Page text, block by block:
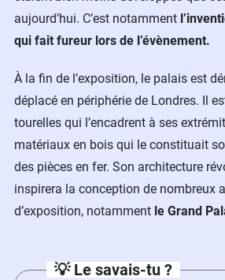
aujourd’hui. C’est notamment
qui fait fureur lors de l’évènement.
À la fin de l’exposition, le palais est
déplacé en périphérie de Londres. Il
tourelles qui l’encadrent à ses
matériaux en bois qui le constituait
des pièces en fer. Son architecture
inspirera la conception de nombreux
d’exposition, notamment le Grand
💡 Le savais-tu ?